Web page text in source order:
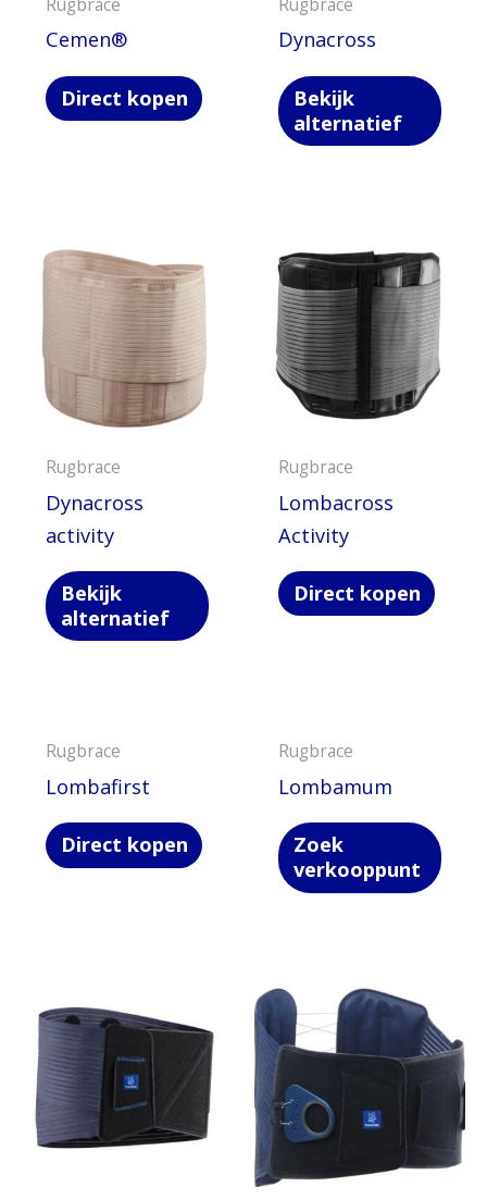
Cemen®
Direct kopen
Dynacross
Bekijk
alternatief
Rugbrace
Dynacross
activity
Bekijk
alternatief
Rugbrace
Lombacross
Activity
Direct kopen
Rugbrace
Lombafirst
Direct kopen
Rugbrace
Lombamum
Zoek
verkooppunt